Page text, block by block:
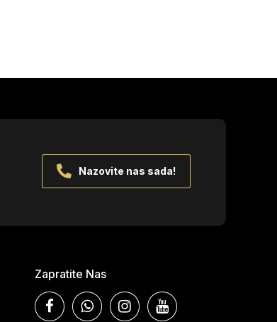
Nazovite nas sada!
Zapratite Nas